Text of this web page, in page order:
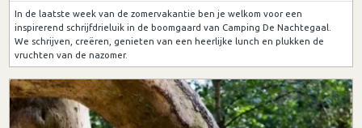
In de laatste week van de zomervakantie ben je welkom voor een
inspirerend schrijfdrieluik in de boomgaard van Camping De Nachtegaal.
We schrijven, creëren, genieten van een heerlijke lunch en plukken de
vruchten van de nazomer.